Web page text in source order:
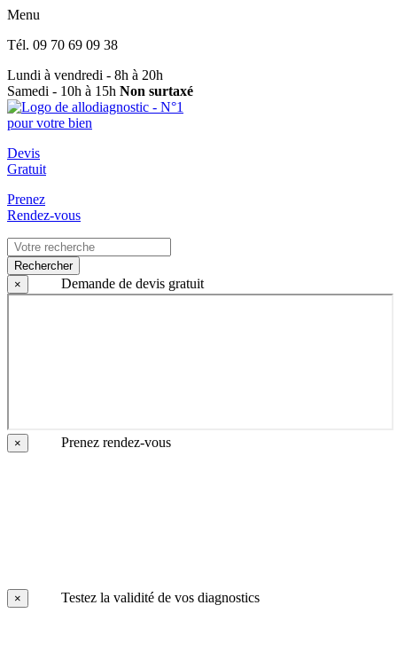
Menu
Tél. 09 70 69 09 38
Lundi à vendredi - 8h à 20h
Samedi - 10h à 15h Non surtaxé
Devis
Gratuit
Prenez
Rendez-vous
Rechercher
×
Demande de devis gratuit
× Prenez rendez-vous
× Testez la validité de vos diagnostics